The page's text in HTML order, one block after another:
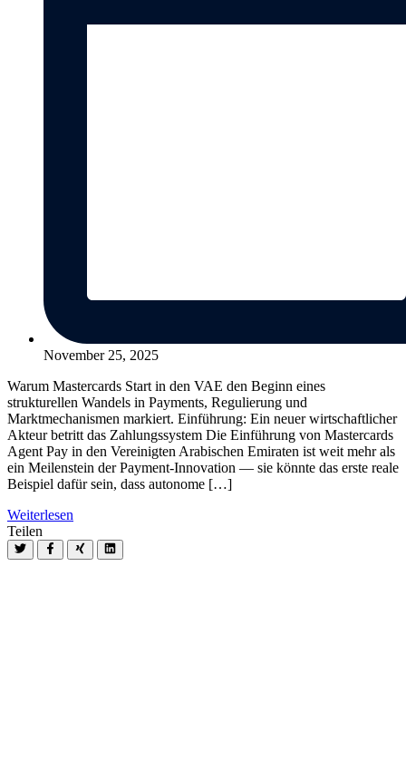
November 25, 2025
Warum Mastercards Start in den VAE den Beginn eines
strukturellen Wandels in Payments, Regulierung und
Marktmechanismen markiert. Einführung: Ein neuer wirtschaftlicher
Akteur betritt das Zahlungssystem Die Einführung von Mastercards
Agent Pay in den Vereinigten Arabischen Emiraten ist weit mehr als
ein Meilenstein der Payment-Innovation — sie könnte das erste reale
Beispiel dafür sein, dass autonome […]
Weiterlesen
Teilen